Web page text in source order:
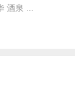
泉 ...